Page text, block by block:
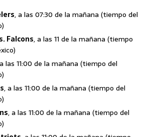
, a las 07:30 de la mañana (tiempo del
Falcons, a las 11 de la mañana (tiempo
las 11:00 de la mañana (tiempo del
, a las 11:00 de la mañana (tiempo del
, a las 11:00 de la mañana (tiempo del